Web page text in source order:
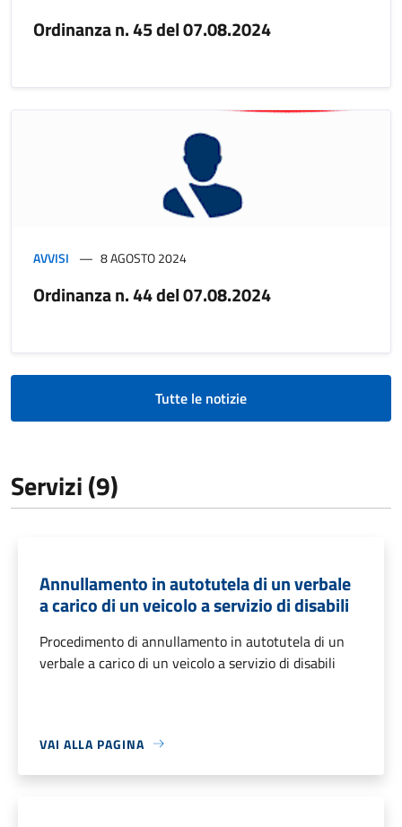
Ordinanza n. 45 del 07.08.2024
AVVISI 8 AGOSTO 2024
Ordinanza n. 44 del 07.08.2024
Tutte le notizie
Servizi (9)
Annullamento in autotutela di un verbale
a carico di un veicolo a servizio di disabili
Procedimento di annullamento in autotutela di un
verbale a carico di un veicolo a servizio di disabili
VAI ALLA PAGINA